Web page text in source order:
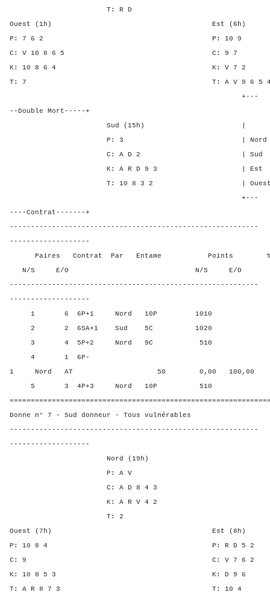
T: R D
Ouest (1h) Est (6h)
P: 7 6 2 P:
C: V 10 8 6 5 C:
K: 10 8 6 4 K: V
T: 7 T: A V 9 6
+---
--Double Mort-----+
Sud (15h) | SA P
P: 3 | Nord 6 5 4
C: A D 2 | Sud 6 5
K: A R D 9 3 | Est -
T: 10 8 3 2 | Ouest -
+---
----Contrat-------+
-----------------------------------------------------------
-------------------
Paires Contrat Par Entame Points %
N/S E/O N/S E/O N/
-----------------------------------------------------------
-------------------
1 6 6P+1 Nord 10P 1010
2 2 6SA+1 Sud 5C 1020
3 4 5P+2 Nord 9C 510
4 1 6P-
1 Nord AT 50 0,00 100,00
5 3 4P+3 Nord 10P 510
Donne n° 7 - Sud donneur - Tous vulnérables
-----------------------------------------------------------
-------------------
Nord (19h)
P: A V
C: A D 8 4 3
K: A R V 4 2
T: 2
Ouest (7h) Est (8h)
P: 10 8 4 P: R D
C: 9 C: V 7
K: 10 8 5 3 K: D
T: A R 8 7 3 T: